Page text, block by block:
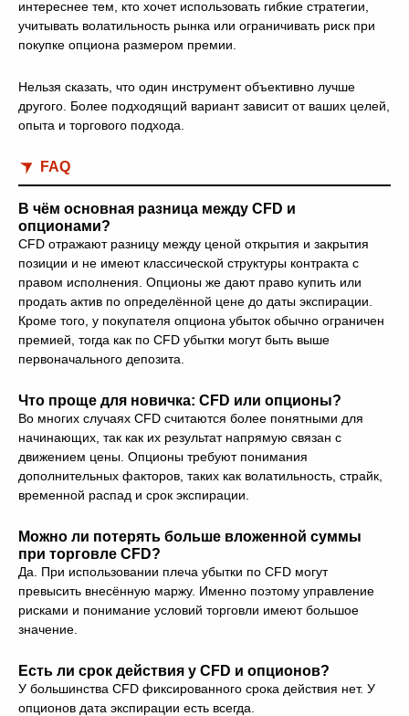
интереснее тем, кто хочет использовать гибкие стратегии,
учитывать волатильность рынка или ограничивать риск при
покупке опциона размером премии.
Нельзя сказать, что один инструмент объективно лучше
другого. Более подходящий вариант зависит от ваших целей,
опыта и торгового подхода.
FAQ
В чём основная разница между CFD и
опционами?
CFD отражают разницу между ценой открытия и закрытия
позиции и не имеют классической структуры контракта с
правом исполнения. Опционы же дают право купить или
продать актив по определённой цене до даты экспирации.
Кроме того, у покупателя опциона убыток обычно ограничен
премией, тогда как по CFD убытки могут быть выше
первоначального депозита.
Что проще для новичка: CFD или опционы?
Во многих случаях CFD считаются более понятными для
начинающих, так как их результат напрямую связан с
движением цены. Опционы требуют понимания
дополнительных факторов, таких как волатильность, страйк,
временной распад и срок экспирации.
Можно ли потерять больше вложенной суммы
при торговле CFD?
Да. При использовании плеча убытки по CFD могут
превысить внесённую маржу. Именно поэтому управление
рисками и понимание условий торговли имеют большое
значение.
Есть ли срок действия у CFD и опционов?
У большинства CFD фиксированного срока действия нет. У
опционов дата экспирации есть всегда.